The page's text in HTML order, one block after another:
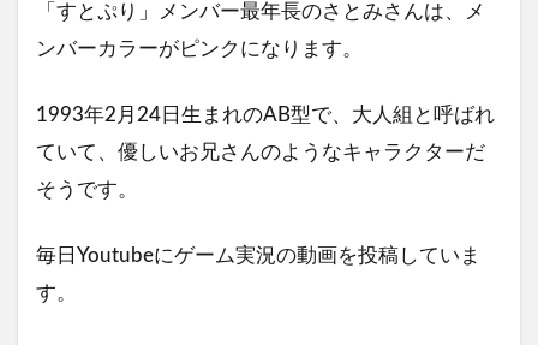
「すとぷり」メンバー最年長のさとみさんは、メ
ンバーカラーがピンクになります。
1993年2月24日生まれのAB型で、大人組と呼ばれ
ていて、優しいお兄さんのようなキャラクターだ
そうです。
毎日Youtubeにゲーム実況の動画を投稿していま
す。